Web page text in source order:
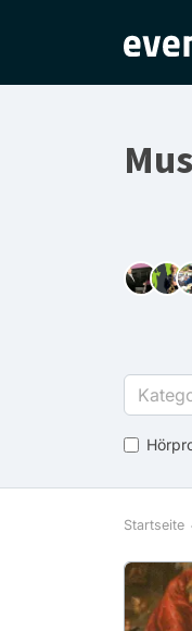
Startseite